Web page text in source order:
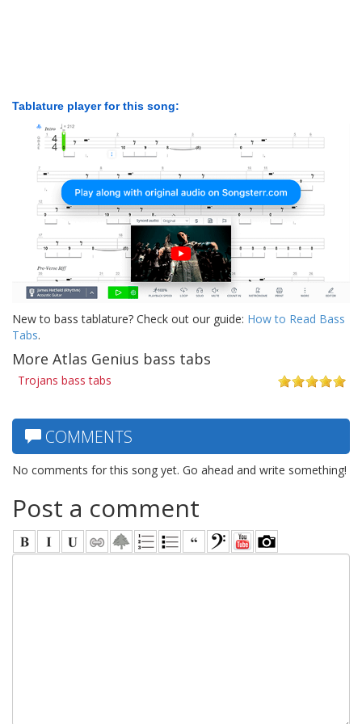
Tablature player for this song:
New to bass tablature? Check out our guide: How to Read Bass
Tabs.
More Atlas Genius bass tabs
Trojans bass tabs
COMMENTS
No comments for this song yet. Go ahead and write something!
Post a comment